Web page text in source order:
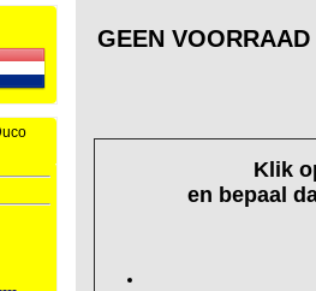
GEEN
Klik
en bepaal